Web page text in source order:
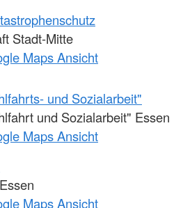
Stadt-Mitte
Maps Ansicht
und Sozialarbeit"
und Sozialarbeit" Essen
Maps Ansicht
Maps Ansicht